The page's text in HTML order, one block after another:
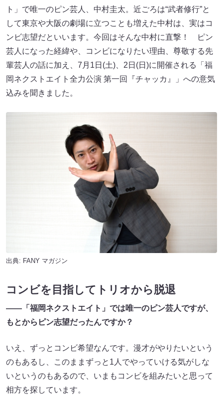
ト」で唯一のピン芸人、中村圭太。近ごろは“武者修行”と
して東京や大阪の劇場に立つことも増えた中村は、実はコ
ンビ志望だといいます。今回はそんな中村に直撃！ ピン
芸人になった経緯や、コンビになりたい理由、尊敬する先
輩芸人の話に加え、7月1日(土)、2日(日)に開催される「福
岡ネクストエイト全力公演 第一回『チャッカ』」への意気
込みを聞きました。
出典: FANY マガジン
コンビを目指してトリオから脱退
——「福岡ネクストエイト」では唯一のピン芸人ですが、
もとからピン志望だったんですか？
いえ、ずっとコンビ希望なんです。漫才がやりたいという
のもあるし、このままずっと1人でやっていける気がしな
いというのもあるので、いまもコンビを組みたいと思って
相方を探しています。